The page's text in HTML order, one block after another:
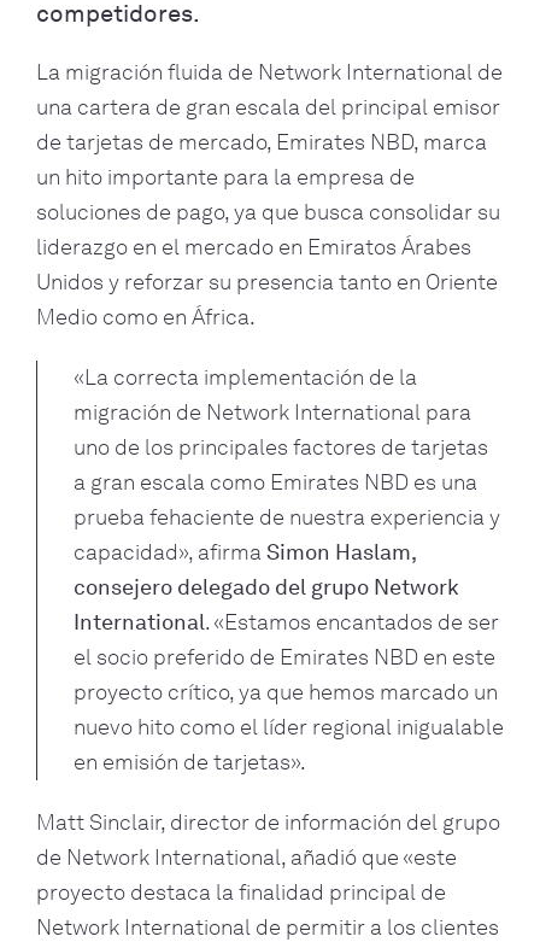
competidores.
La migración fluida de Network International de
una cartera de gran escala del principal emisor
de tarjetas de mercado, Emirates NBD, marca
un hito importante para la empresa de
soluciones de pago, ya que busca consolidar su
liderazgo en el mercado en Emiratos Árabes
Unidos y reforzar su presencia tanto en Oriente
Medio como en África.
«La correcta implementación de la
migración de Network International para
uno de los principales factores de tarjetas
a gran escala como Emirates NBD es una
prueba fehaciente de nuestra experiencia y
capacidad», afirmaSimon Haslam,
consejero delegado del grupo Network
International. «Estamos encantados de ser
el socio preferido de Emirates NBD en este
proyecto crítico, ya que hemos marcado un
nuevo hito como el líder regional inigualable
en emisión de tarjetas».
Matt Sinclair, director de información del grupo
de Network International, añadió que «este
proyecto destaca la finalidad principal de
Network International de permitir a los clientes